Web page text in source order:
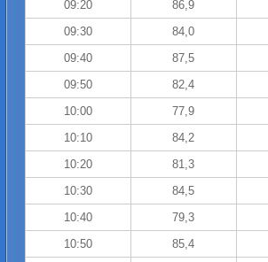
09:20
86,9
09:30
84,0
09:40
87,5
09:50
82,4
10:00
77,9
10:10
84,2
10:20
81,3
10:30
84,5
10:40
79,3
10:50
85,4